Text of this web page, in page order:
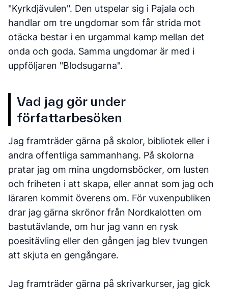
"Kyrkdjävulen". Den utspelar sig i Pajala och
handlar om tre ungdomar som får strida mot
otäcka bestar i en urgammal kamp mellan det
onda och goda. Samma ungdomar är med i
uppföljaren "Blodsugarna".
Vad jag gör under
författarbesöken
Jag framträder gärna på skolor, bibliotek eller i
andra offentliga sammanhang. På skolorna
pratar jag om mina ungdomsböcker, om lusten
och friheten i att skapa, eller annat som jag och
läraren kommit överens om. För vuxenpubliken
drar jag gärna skrönor från Nordkalotten om
bastutävlande, om hur jag vann en rysk
poesitävling eller den gången jag blev tvungen
att skjuta en gengångare.
Jag framträder gärna på skrivarkurser, jag gick